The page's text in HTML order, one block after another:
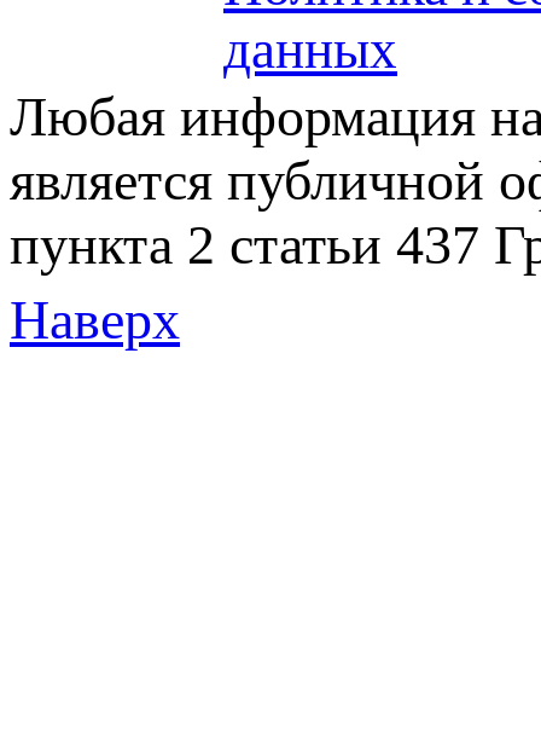
данных
Любая информация на
является публичной
пункта 2 статьи 437
Наверх